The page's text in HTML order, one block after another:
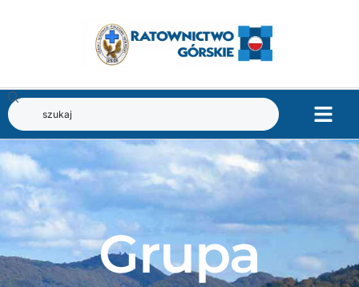
Grupa